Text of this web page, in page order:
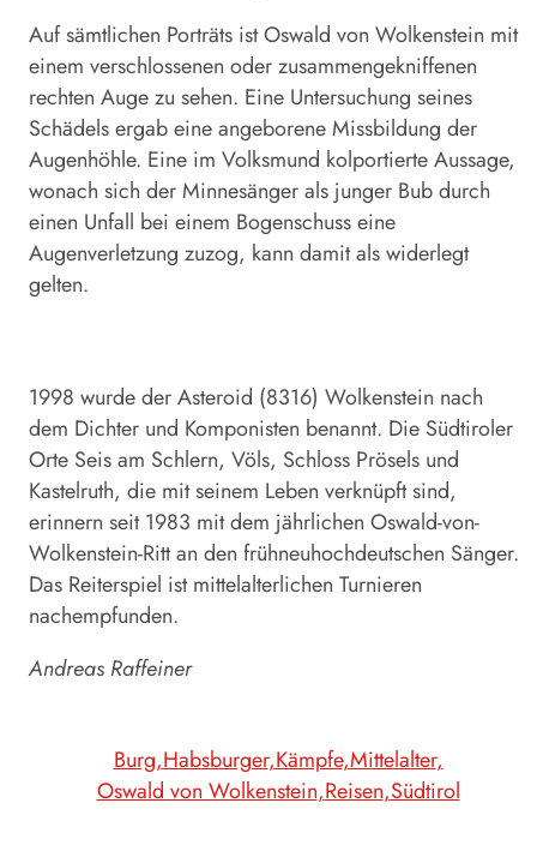
Auf sämtlichen Porträts ist Oswald von Wolkenstein mit
einem verschlossenen oder zusammengekniffenen
rechten Auge zu sehen. Eine Untersuchung seines
Schädels ergab eine angeborene Missbildung der
Augenhöhle. Eine im Volksmund kolportierte Aussage,
wonach sich der Minnesänger als junger Bub durch
einen Unfall bei einem Bogenschuss eine
Augenverletzung zuzog, kann damit als widerlegt
gelten.
1998 wurde der Asteroid (8316) Wolkenstein nach
dem Dichter und Komponisten benannt. Die Südtiroler
Orte Seis am Schlern, Völs, Schloss Prösels und
Kastelruth, die mit seinem Leben verknüpft sind,
erinnern seit 1983 mit dem jährlichen Oswald-von-
Wolkenstein-Ritt an den frühneuhochdeutschen Sänger.
Das Reiterspiel ist mittelalterlichen Turnieren
nachempfunden.
Andreas Raffeiner
Burg Habsburger Kämpfe Mittelalter
Oswald von Wolkenstein Reisen Südtirol